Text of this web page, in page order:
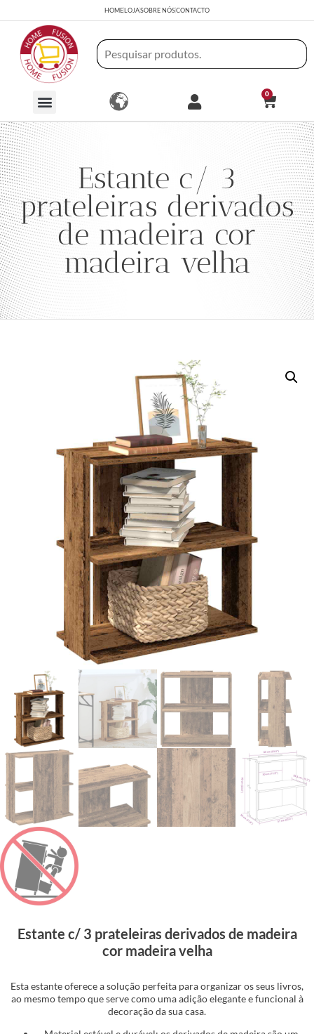
HOMELOJASOBRE NÓSCONTACTO
0
Estante c/ 3
prateleiras derivados
de madeira cor
madeira velha
Estante c/ 3 prateleiras derivados de madeira
cor madeira velha
Esta estante oferece a solução perfeita para organizar os seus livros,
ao mesmo tempo que serve como uma adição elegante e funcional à
decoração da sua casa.